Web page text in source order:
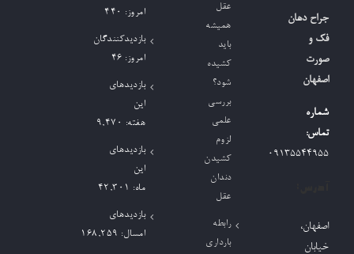
جراح دهان
فک و
صورت
اصفهان
شماره
تماس:
09135544955
اصفهان،
خیابان
عقل
همیشه
باید
کشیده
شود؟
بررسی
علمی
لزوم
کشیدن
دندان
عقل
رابطه
بارداری
امروز: 440
بازدیدکنندگان
امروز: 46
بازدیدهای
این
هفته: 9,470
بازدیدهای
این
ماه: 42,301
بازدیدهای
امسال: 168,259